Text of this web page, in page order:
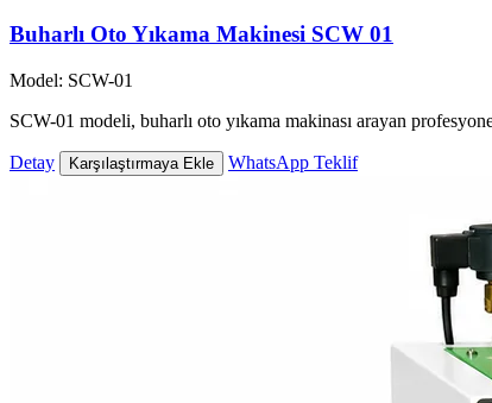
Buharlı Oto Yıkama Makinesi SCW 01
Model: SCW-01
SCW-01 modeli, buharlı oto yıkama makinası arayan
Detay Karşılaştırmaya Ekle WhatsApp Teklif